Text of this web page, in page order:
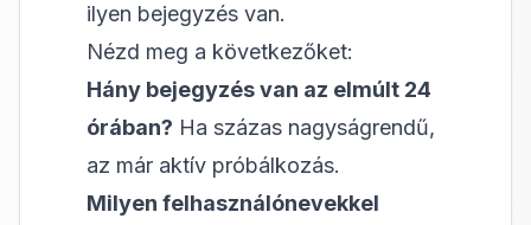
ilyen bejegyzés van.
Nézd meg a következőket:
Hány bejegyzés van az elmúlt 24
órában? Ha százas nagyságrendű,
az már aktív próbálkozás.
Milyen felhasználónevekkel